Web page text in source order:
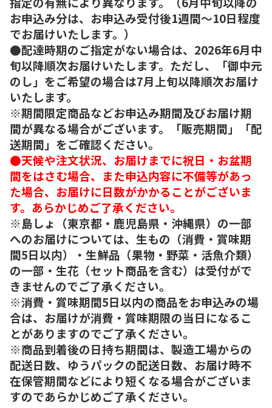
お申込み分は、お申込み受付後1週間～10日程度
でお届けいたします。）
●配達時期のご指定がない場合は、2026年6月中
旬以降順次お届けいたします。ただし、「御中元
のし」をご希望の場合は7月上旬以降順次お届け
いたします。
※期間限定商品などお申込み期間及びお届け期
間が異なる場合がございます。「販売期間」「配
送期間」をご確認ください。
●天候や注文状況、お届けまでに祝日・お盆期
間をはさむ場合、また申込内容に不備等があっ
た場合、お届けに日数がかかることがございま
す。あらかじめご了承ください。
※島しょ（東京都・鹿児島県・沖縄県）の一部
へのお届けについては、生もの（消費・賞味期
間5日以内）・生鮮品（果物・野菜・活魚介類）
の一部・生花（セット商品を含む）は受付がで
きませんのでご了承ください。
※消費・賞味期間5日以内の商品をお申込みの場
合は、お届けが消費・賞味期限の当日になるこ
とがありますのでご了承ください。
※商品到着後の日持ち期間は、製造工場からの
配送日数、ゆうパックの配送日数、お届け時不
在保管期間などにより短くなる場合がございま
すのであらかじめご了承ください。